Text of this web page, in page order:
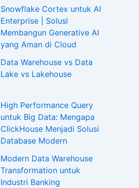
Snowflake Cortex untuk AI
Enterprise | Solusi
Membangun Generative AI
yang Aman di Cloud
Data Warehouse vs Data
Lake vs Lakehouse
High Performance Query
untuk Big Data: Mengapa
ClickHouse Menjadi Solusi
Database Modern
Modern Data Warehouse
Transformation untuk
Industri Banking